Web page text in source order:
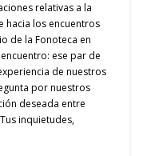
relativas a la
hacia los encuentros
de la Fonoteca en
ese par de
de nuestros
por nuestros
deseada entre
inquietudes,